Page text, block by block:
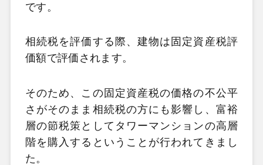
です。
相続税を評価する際、建物は固定資産税評
価額で評価されます。
そのため、この固定資産税の価格の不公平
さがそのまま相続税の方にも影響し、富裕
層の節税策としてタワーマンションの高層
階を購入するということが行われてきまし
た。